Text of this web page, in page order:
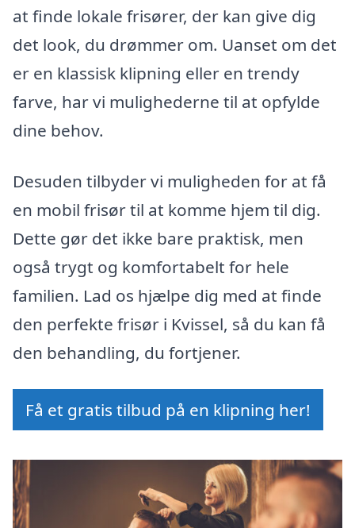
at finde lokale frisører, der kan give dig
det look, du drømmer om. Uanset om det
er en klassisk klipning eller en trendy
farve, har vi mulighederne til at opfylde
dine behov.
Desuden tilbyder vi muligheden for at få
en mobil frisør til at komme hjem til dig.
Dette gør det ikke bare praktisk, men
også trygt og komfortabelt for hele
familien. Lad os hjælpe dig med at finde
den perfekte frisør i Kvissel, så du kan få
den behandling, du fortjener.
Få et gratis tilbud på en klipning her!